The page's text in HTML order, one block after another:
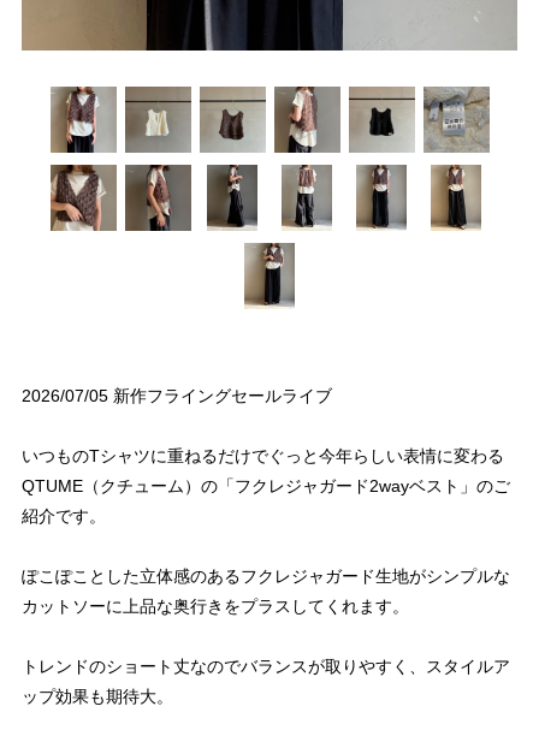
2026/07/05 新作フライングセールライブ
いつものTシャツに重ねるだけでぐっと今年らしい表情に変わる
QTUME（クチューム）の「フクレジャガード2wayベスト」のご
紹介です。
ぽこぽことした立体感のあるフクレジャガード生地がシンプルな
カットソーに上品な奥行きをプラスしてくれます。
トレンドのショート丈なのでバランスが取りやすく、スタイルア
ップ効果も期待大。